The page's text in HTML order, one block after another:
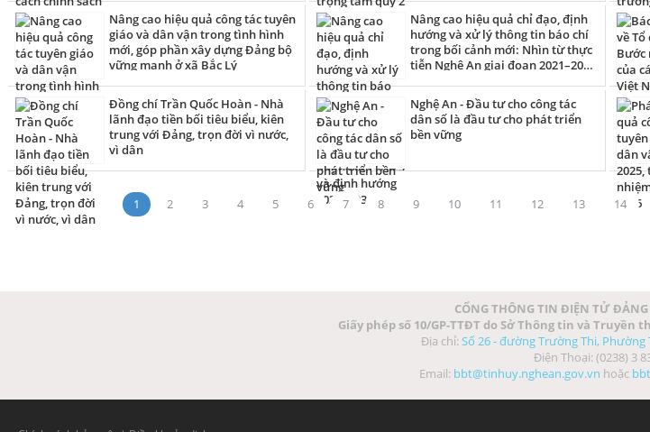
Nâng cao hiệu quả công tác tuyên
giáo và dân vận trong tình hình
mới, góp phần xây dựng Đảng bộ
vững mạnh ở xã Bắc Lý
Nâng cao hiệu quả chỉ đạo, định
hướng và xử lý thông tin báo chí
trong bối cảnh mới: Nhìn từ thực
tiễn Nghệ An giai đoạn 2021–2025
Đồng chí Trần Quốc Hoàn - Nhà
lãnh đạo tiền bối tiêu biểu, kiên
trung với Đảng, trọn đời vì nước,
vì dân
Nghệ An - Đầu tư cho công tác
dân số là đầu tư cho phát triển
bền vững
1 2 3 4 5 6 7 8 9 10 11 12 13 14
CỔNG THÔNG TIN ĐIỆN TỬ
Giấy phép số 10/GP-TTĐT do Sở Thông tin và Truyền
Địa chỉ: Số 26 - đường Trường Thi,
Điện Thoại: (0238) 3
Email: bbt@tinhuy.nghean.gov.vn hoặc